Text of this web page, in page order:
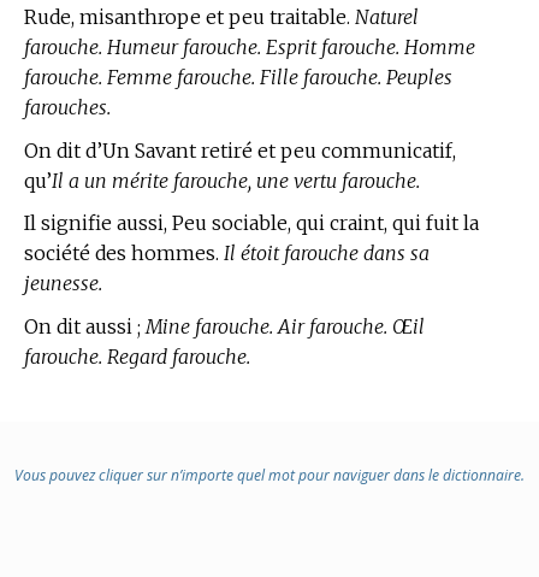
Rude, misanthrope et peu traitable. Naturel
farouche. Humeur farouche. Esprit farouche. Homme
farouche. Femme farouche. Fille farouche. Peuples
farouches.
On dit d’Un Savant retiré et peu communicatif,
qu’Il a un mérite farouche, une vertu farouche.
Il signifie aussi, Peu sociable, qui craint, qui fuit la
société des hommes. Il étoit farouche dans sa
jeunesse.
On dit aussi ; Mine farouche. Air farouche. Œil
farouche. Regard farouche.
Vous pouvez cliquer sur n’importe quel mot pour naviguer dans le dictionnaire.